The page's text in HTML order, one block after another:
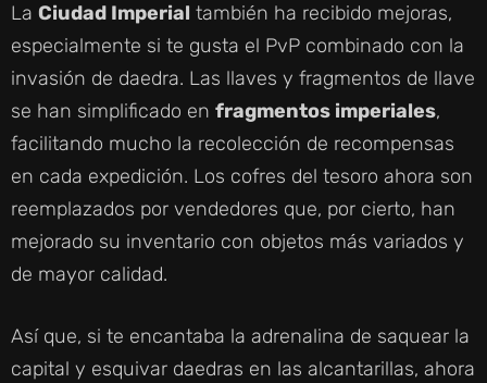
La Ciudad Imperial también ha recibido mejoras,
especialmente si te gusta el PvP combinado con la
invasión de daedra. Las llaves y fragmentos de llave
se han simplificado en fragmentos imperiales,
facilitando mucho la recolección de recompensas
en cada expedición. Los cofres del tesoro ahora son
reemplazados por vendedores que, por cierto, han
mejorado su inventario con objetos más variados y
de mayor calidad.
Así que, si te encantaba la adrenalina de saquear la
capital y esquivar daedras en las alcantarillas, ahora